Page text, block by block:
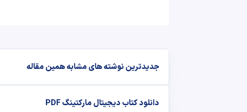
جدیدترین نوشته‌ های مشابه همین مقاله
دانلود کتاب دیجیتال مارکتینگ PDF